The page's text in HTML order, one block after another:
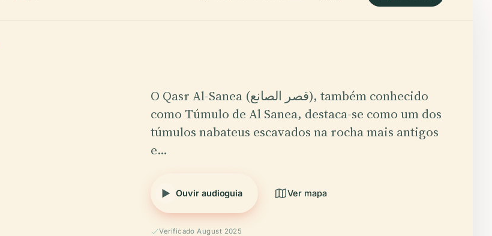
O Qasr Al-Sanea (قصر الصانع), também conhecido
como Túmulo de Al Sanea, destaca-se como um dos
túmulos nabateus escavados na rocha mais antigos
e…
Ouvir audioguia Ver mapa
Verificado August 2025